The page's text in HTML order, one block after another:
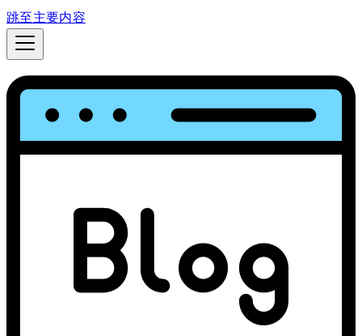
跳至主要内容